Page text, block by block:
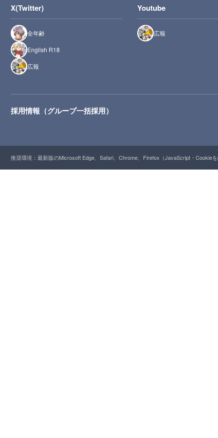
X(Twitter)
全年齢
English R18
広報
Youtube
広報
採用情報（グループ一括採用）
推奨環境：最新版のMicrosoft Edge、Safari、Chrome、Firefox（JavaScript・Cookie